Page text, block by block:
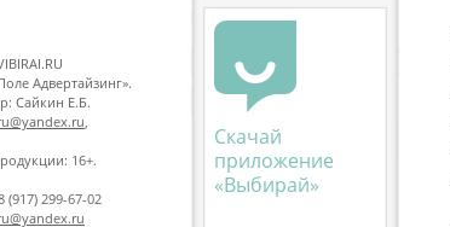
Адвертайзинг».
Сайкин Е.Б.
16+.
299-67-02
Скачай
приложение
«Выбирай»